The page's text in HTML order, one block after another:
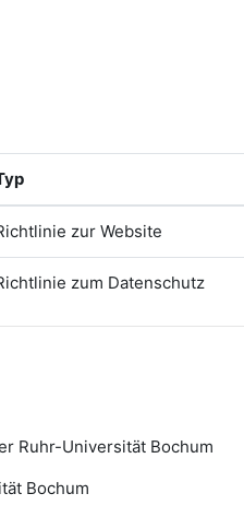
zur Website
zum Datenschutz
Ruhr-Universität Bochum
ät Bochum